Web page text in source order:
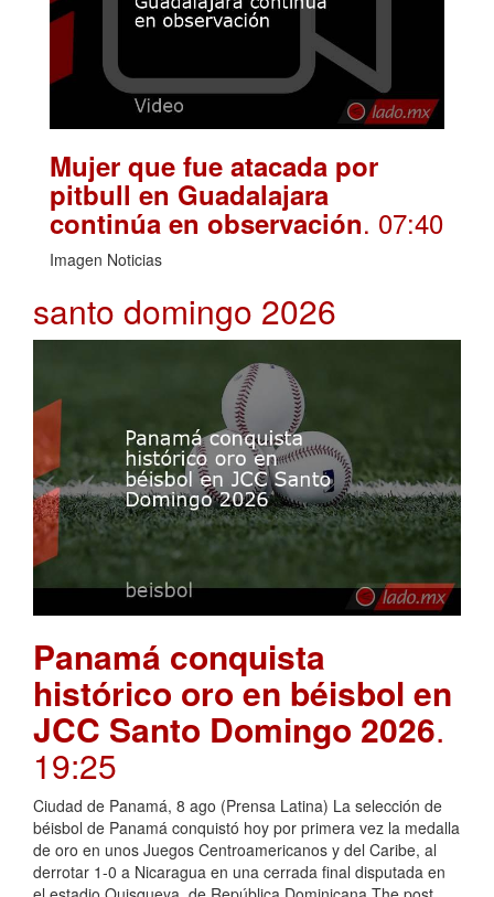
Mujer que fue atacada por
pitbull en Guadalajara
continúa en observación. 07:40
Imagen Noticias
santo domingo 2026
Panamá conquista
histórico oro en béisbol en
JCC Santo Domingo 2026.
19:25
Ciudad de Panamá, 8 ago (Prensa Latina) La selección de
béisbol de Panamá conquistó hoy por primera vez la medalla
de oro en unos Juegos Centroamericanos y del Caribe, al
derrotar 1-0 a Nicaragua en una cerrada final disputada en